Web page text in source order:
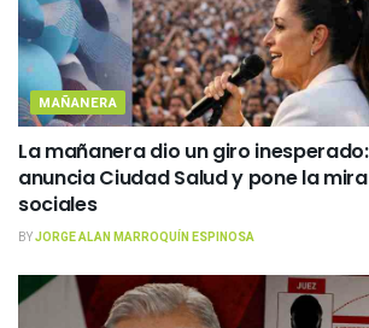
MAÑANERA
La mañanera dio un giro
anuncia Ciudad Salud y pone la
sociales
BYJORGE ALAN MARROQUÍN ESPINOSA